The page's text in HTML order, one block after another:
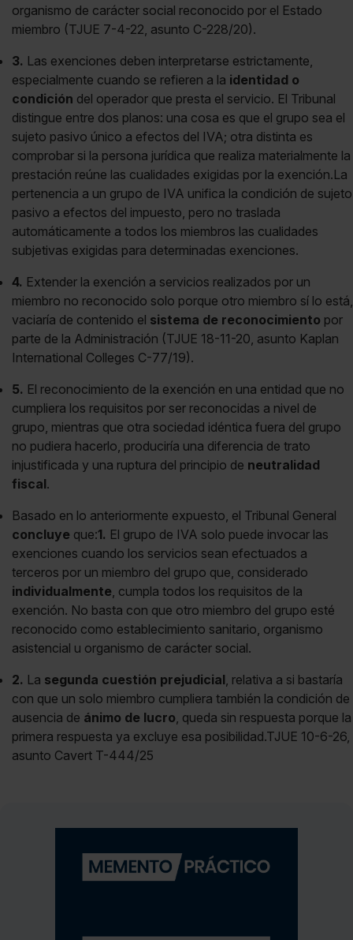
organismo de carácter social reconocido por el Estado
miembro (TJUE 7-4-22, asunto C-228/20).
3. Las exenciones deben interpretarse estrictamente,
especialmente cuando se refieren a la identidad o
condición del operador que presta el servicio. El Tribunal
distingue entre dos planos: una cosa es que el grupo sea el
sujeto pasivo único a efectos del IVA; otra distinta es
comprobar si la persona jurídica que realiza materialmente la
prestación reúne las cualidades exigidas por la exención.La
pertenencia a un grupo de IVA unifica la condición de sujeto
pasivo a efectos del impuesto, pero no traslada
automáticamente a todos los miembros las cualidades
subjetivas exigidas para determinadas exenciones.
4. Extender la exención a servicios realizados por un
miembro no reconocido solo porque otro miembro sí lo está,
vaciaría de contenido el sistema de reconocimiento por
parte de la Administración (TJUE 18-11-20, asunto Kaplan
International Colleges C-77/19).
5. El reconocimiento de la exención en una entidad que no
cumpliera los requisitos por ser reconocidas a nivel de
grupo, mientras que otra sociedad idéntica fuera del grupo
no pudiera hacerlo, produciría una diferencia de trato
injustificada y una ruptura del principio de neutralidad
fiscal.
Basado en lo anteriormente expuesto, el Tribunal General
concluye que:1. El grupo de IVA solo puede invocar las
exenciones cuando los servicios sean efectuados a
terceros por un miembro del grupo que, considerado
individualmente, cumpla todos los requisitos de la
exención. No basta con que otro miembro del grupo esté
reconocido como establecimiento sanitario, organismo
asistencial u organismo de carácter social.
2. La segunda cuestión prejudicial, relativa a si bastaría
con que un solo miembro cumpliera también la condición de
ausencia de ánimo de lucro, queda sin respuesta porque la
primera respuesta ya excluye esa posibilidad.TJUE 10-6-26,
asunto Cavert T-444/25